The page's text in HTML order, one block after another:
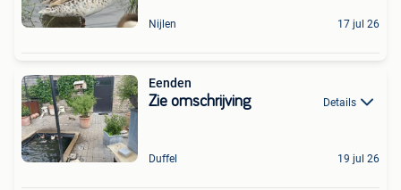
Nijlen 17 jul 26
Eenden
Zie omschrijving Details
Duffel 19 jul 26